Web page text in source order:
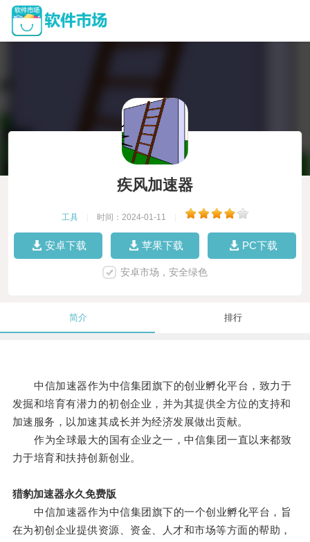
疾风加速器
工具 时间：2024-01-11
安卓下载 苹果下载 PC下载
安卓市场，安全绿色
简介 排行
中信加速器作为中信集团旗下的创业孵化平台，致力于
发掘和培育有潜力的初创企业，并为其提供全方位的支持和
加速服务，以加速其成长并为经济发展做出贡献。
作为全球最大的国有企业之一，中信集团一直以来都致
力于培育和扶持创新创业。
猎豹加速器永久免费版
中信加速器作为中信集团旗下的一个创业孵化平台，旨
在为初创企业提供资源、资金、人才和市场等方面的帮助，